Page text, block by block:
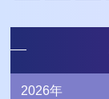
2026年